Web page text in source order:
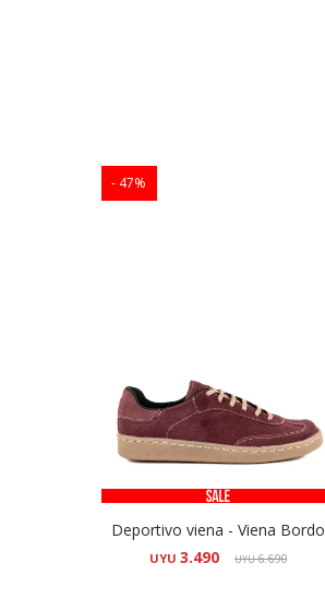
47
Deportivo viena - Viena Bordo
UYU 3.490 UYU6.690